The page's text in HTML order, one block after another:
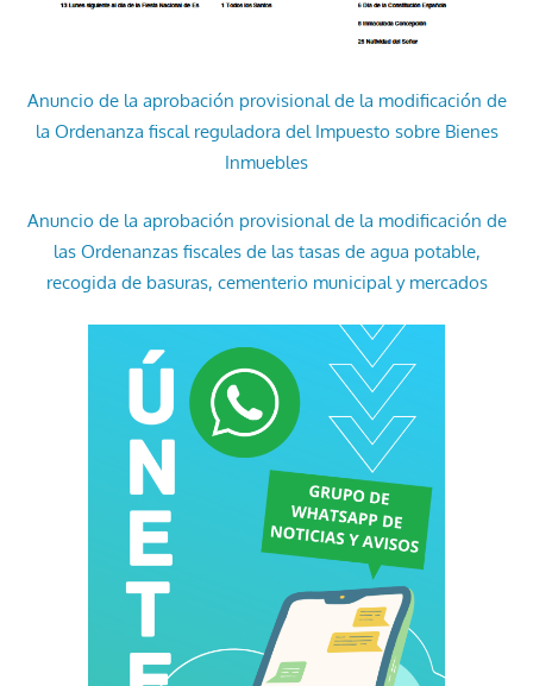
Anuncio de la aprobación provisional de la modificación de
la Ordenanza fiscal reguladora del Impuesto sobre Bienes
Inmuebles
Anuncio de la aprobación provisional de la modificación de
las Ordenanzas fiscales de las tasas de agua potable,
recogida de basuras, cementerio municipal y mercados